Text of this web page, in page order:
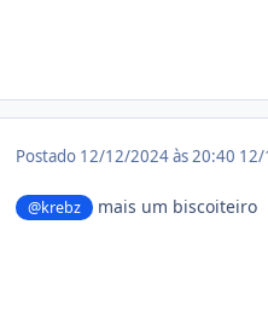
Postado 12/12/2024 às 20:40 12/
@krebz mais um biscoiteiro